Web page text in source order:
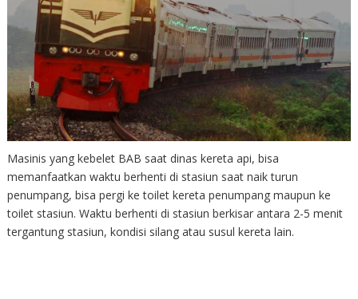
Masinis yang kebelet BAB saat dinas kereta api, bisa
memanfaatkan waktu berhenti di stasiun saat naik turun
penumpang, bisa pergi ke toilet kereta penumpang maupun ke
toilet stasiun. Waktu berhenti di stasiun berkisar antara 2-5 menit
tergantung stasiun, kondisi silang atau susul kereta lain.